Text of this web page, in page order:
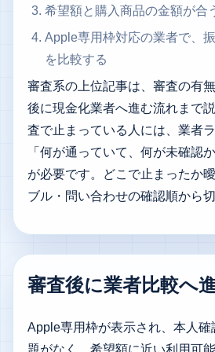
希望額と購入商品の金額が合
Apple専用枠対応の業者で、
を比較する
審査系の上位記事は、審査の有
後に現金化業者へ進む流れまで
査で止まっている人には、業者
「何が通っていて、何が未確認
が必要です。どこで止まったか曖
ブル・問い合わせの確認順から
審査後に業者比較へ
Apple専用枠が表示され、本人確